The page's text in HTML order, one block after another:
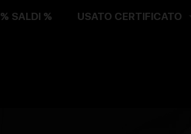
% SALDI % USATO CERTIFICATO